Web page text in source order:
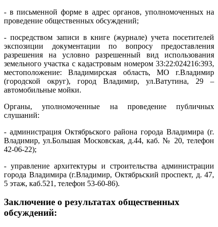
- в письменной форме в адрес органов, уполномоченных на
проведение общественных обсуждений;
- посредством записи в книге (журнале) учета посетителей
экспозиции документации по вопросу предоставления
разрешения на условно разрешенный вид использования
земельного участка с кадастровым номером 33:22:024216:393,
местоположение: Владимирская область, МО г.Владимир
(городской округ), город Владимир, ул.Ватутина, 29 –
автомобильные мойки.
Органы, уполномоченные на проведение публичных
слушаний:
- администрация Октябрьского района города Владимира (г.
Владимир, ул.Большая Московская, д.44, каб. № 20, телефон
42-06-22);
- управление архитектуры и строительства администрации
города Владимира (г.Владимир, Октябрьский проспект, д. 47,
5 этаж, каб.521, телефон 53-60-86).
Заключение о результатах общественных
обсуждений: